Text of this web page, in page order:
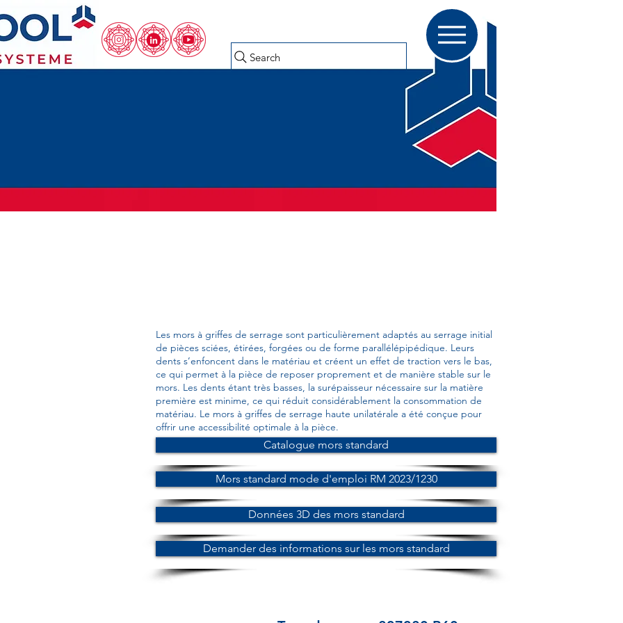
Search
Les mors à griffes de serrage sont particulièrement adaptés au serrage initial
de pièces sciées, étirées, forgées ou de forme parallélépipédique. Leurs
dents s’enfoncent dans le matériau et créent un effet de traction vers le bas,
ce qui permet à la pièce de reposer proprement et de manière stable sur le
mors. Les dents étant très basses, la surépaisseur nécessaire sur la matière
première est minime, ce qui réduit considérablement la consommation de
matériau. Le mors à griffes de serrage haute unilatérale a été conçue pour
offrir une accessibilité optimale à la pièce.
Catalogue mors standard
Mors standard mode d'emploi RM 2023/1230
Données 3D des mors standard
Demander des informations sur les mors standard